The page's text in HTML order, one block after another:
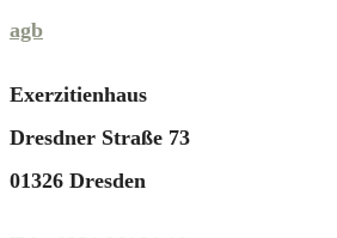
agb
Exerzitienhaus
Dresdner Straße 73
01326 Dresden